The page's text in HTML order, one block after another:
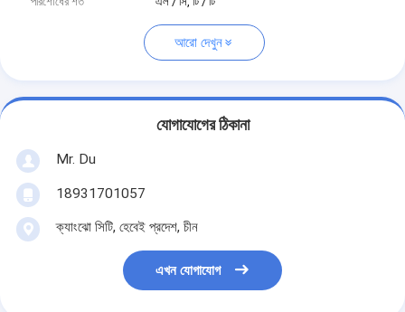
আরো দেখুন
যোগাযোগের ঠিকানা
Mr. Du
18931701057
ক্যাংঝো সিটি, হেবেই প্রদেশ, চীন
এখন যোগাযোগ